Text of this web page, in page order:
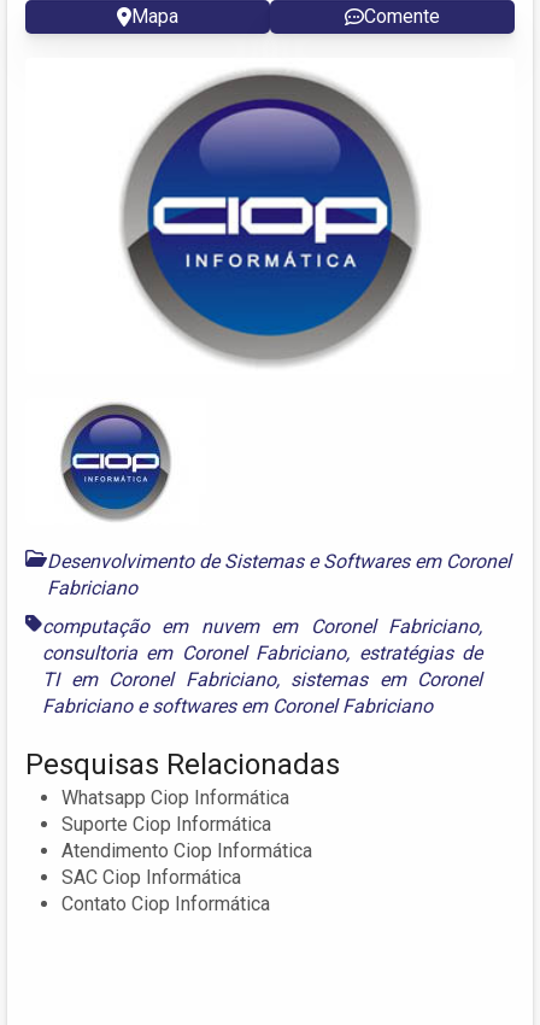
Mapa Comente
Desenvolvimento de Sistemas e Softwares em Coronel
Fabriciano
computação em nuvem em Coronel Fabriciano,
consultoria em Coronel Fabriciano, estratégias de
TI em Coronel Fabriciano, sistemas em Coronel
Fabricianoesoftwares em Coronel Fabriciano
Pesquisas Relacionadas
Whatsapp Ciop Informática
Suporte Ciop Informática
Atendimento Ciop Informática
SAC Ciop Informática
Contato Ciop Informática